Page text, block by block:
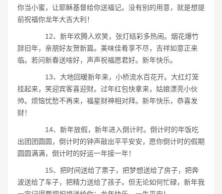
你当小蜜，让耶稣基督给你送福记。没有别的用意，就是想提
前祝福你龙年大吉大利！
12、新年欢腾人欢笑，张灯结彩多热闹。烟花爆竹
辞旧年，亲朋好友贺新篇。美味佳肴享不尽，吉祥如意正来
临。若问新春送啥好，声声祝福愿君好。新年快乐。
13、大地回暖新年来，小桥流水百花开。大红灯笼
挂起来，笑迎宾客喜迎财。过年红包快拿来，姑娘漂亮小伙
帅。烦恼忧愁不再来，福星财神相对拜。新年快乐，恭喜发
财！
14、新年放假，新年进入倒计时。倒计时的年饭吃
出团团圆圆，倒计时的钟声敲出平平安安，愿你倒计时的假期
圆圆满满，倒计时的好运一年接一年！
15、把时间送给了票子，把梦想送给了房子，把奔
波送给了车子，把精力送给了孩子。但无论如何忙碌，新年我